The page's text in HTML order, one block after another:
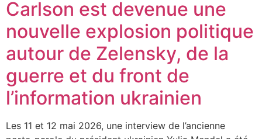
Carlson est devenue une
nouvelle explosion politique
autour de Zelensky, de la
guerre et du front de
l’information ukrainien
Les 11 et 12 mai 2026, une interview de l’ancienne